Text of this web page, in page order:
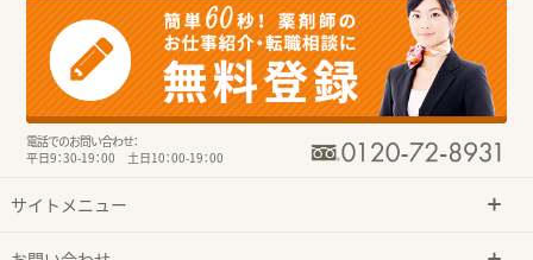
電話でのお問い合わせ：
平日9：30-19：00 土日10：00-19：00
サイトメニュー